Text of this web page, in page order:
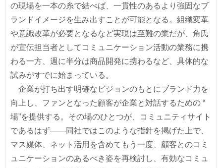
の現場を一本の糸で結べば、一貫性のあるより強固なブ
ランドイメージを生み出すことが可能となる。組織変革
や意識改革が必要となるなど実現は至難の業だが、角氏
が宣伝担当者としてコミュニケーション活動の業務に携
わる一方、週に半分は商品開発に携わるなど、具体的な
試みがすでに始まっている。
企業が打ち出す明確なビジョンのもとにブランド力を
向上し、ファンとなった顧客が企業と対話するための “
場”を提供する。その場のひとつが、コミュニティサイト
であるはず――同社ではこのような指針を掲げた上で、
マス媒体、ネット活用を含めてもう一度、顧客とのコミ
ュニケーションのあるべき姿を再検討し、有効なコミュ